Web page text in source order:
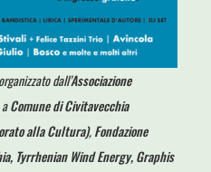
dall’Associazione
Comune di Civitavecchia
alla Cultura),Fondazione
Tyrrhenian Wind Energy, Graphis